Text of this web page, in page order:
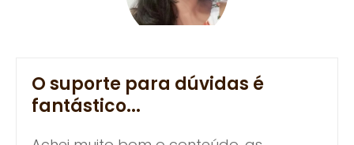
O suporte para dúvidas é
fantástico...